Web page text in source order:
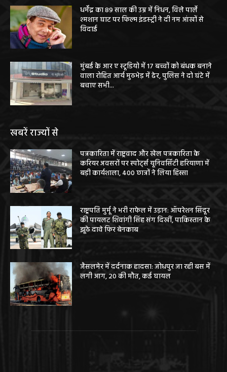
धर्मेंद्र का 89 साल की उम्र में निधन, विले पार्ले
श्मशान घाट पर फिल्म इंडस्ट्री ने दी नम आंखों से
विदाई
मुंबई के आर ए स्टूडियो में 17 बच्चों को बंधक बनाने
वाला रोहित आर्य मुठभेड़ में ढेर, पुलिस ने दो घंटे में
बचाए सभी...
खबरें राज्यों से
पत्रकारिता में राष्ट्रवाद और खेल पत्रकारिता के
करियर अवसरों पर स्पोर्ट्स यूनिवर्सिटी हरियाणा में
बड़ी कार्यशाला, 400 छात्रों ने लिया हिस्सा
राष्ट्रपति मुर्मू ने भरी राफेल में उड़ान: ऑपरेशन सिंदूर
की पायलट शिवांगी सिंह संग दिखीं, पाकिस्तान के
झूठे दावे फिर बेनकाब
जैसलमेर में दर्दनाक हादसा: जोधपुर जा रही बस में
लगी आग, 20 की मौत, कई घायल